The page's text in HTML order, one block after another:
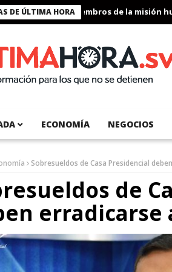
DE ÚLTIMA HORAa miembros de la misión
ECONOMÍA NEGOCIOS
Sobresueldos de Casa Presidencial
de
erradicarse